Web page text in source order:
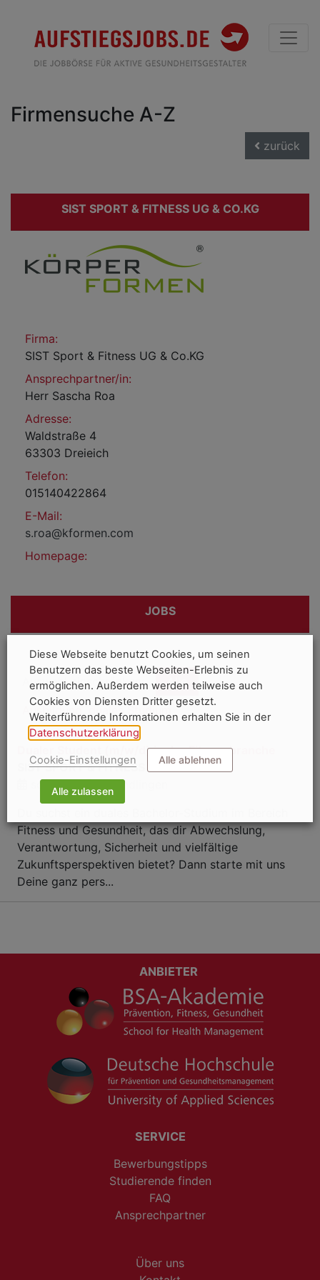
Firmensuche A-Z
zurück
SIST SPORT & FITNESS UG & CO.KG
Firma:
SIST Sport & Fitness UG & Co.KG
Ansprechpartner/in:
Herr Sascha Roa
Adresse:
Waldstraße 4
63303 Dreieich
Telefon:
015140422864
E-Mail:
s.roa@kformen.com
Homepage:
JOBS
Auswahl einschränken:
Alle
Ausbildung, duales Studium
Dualer Student (m/w/d) in der Fitnessbranche
SIST SPORT & FITNESS UG & CO.KG
sofort
Sprendlingen
Fitness und Gesundheit, das dir Abwechslung,
Verantwortung, Sicherheit und vielfältige
Zukunftsperspektiven bietet? Dann starte mit uns
Deine ganz pers...
ANBIETER
SERVICE
Bewerbungstipps
Studierende finden
FAQ
Ansprechpartner
Über uns
Diese Webseite benutzt Cookies, um seinen
Benutzern das beste Webseiten-Erlebnis zu
ermöglichen. Außerdem werden teilweise auch
Cookies von Diensten Dritter gesetzt.
Weiterführende Informationen erhalten Sie in der
Datenschutzerklärung
Cookie-Einstellungen Alle ablehnen
Alle zulassen